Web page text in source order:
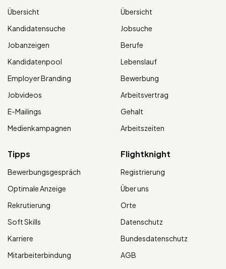
Übersicht
Kandidatensuche
Jobanzeigen
Kandidatenpool
Employer Branding
Jobvideos
E-Mailings
Medienkampagnen
Übersicht
Jobsuche
Berufe
Lebenslauf
Bewerbung
Arbeitsvertrag
Gehalt
Arbeitszeiten
Tipps
Bewerbungsgespräch
Optimale Anzeige
Rekrutierung
Soft Skills
Karriere
Mitarbeiterbindung
Flightknight
Registrierung
Über uns
Orte
Datenschutz
Bundesdatenschutz
AGB